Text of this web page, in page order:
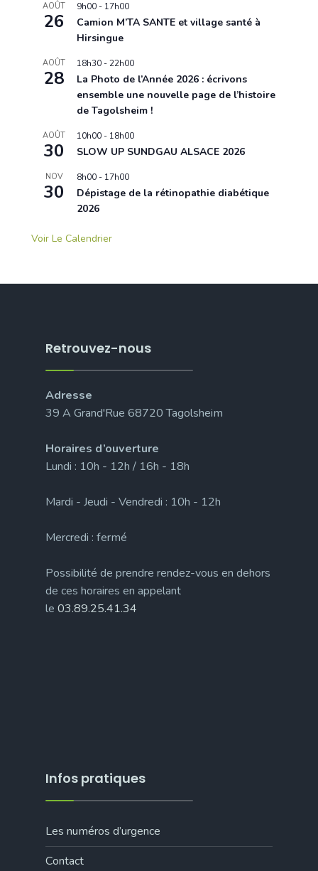
AOÛT
26
9h00 - 17h00
Camion M’TA SANTE et village santé à
Hirsingue
AOÛT
28
18h30 -22h00
La Photo de l’Année 2026 : écrivons
ensemble une nouvelle page de l’histoire
de Tagolsheim !
AOÛT
30
10h00 - 18h00
SLOW UP SUNDGAU ALSACE 2026
NOV
30
8h00 - 17h00
Dépistage de la rétinopathie diabétique
2026
Voir Le Calendrier
Retrouvez-nous
Adresse
39 A Grand'Rue 68720 Tagolsheim
Horaires d’ouverture
Lundi : 10h - 12h / 16h - 18h
Mardi - Jeudi - Vendredi : 10h - 12h
Mercredi : fermé
Possibilité de prendre rendez-vous en dehors
de ces horaires en appelant
le 03.89.25.41.34
Infos pratiques
Les numéros d’urgence
Contact